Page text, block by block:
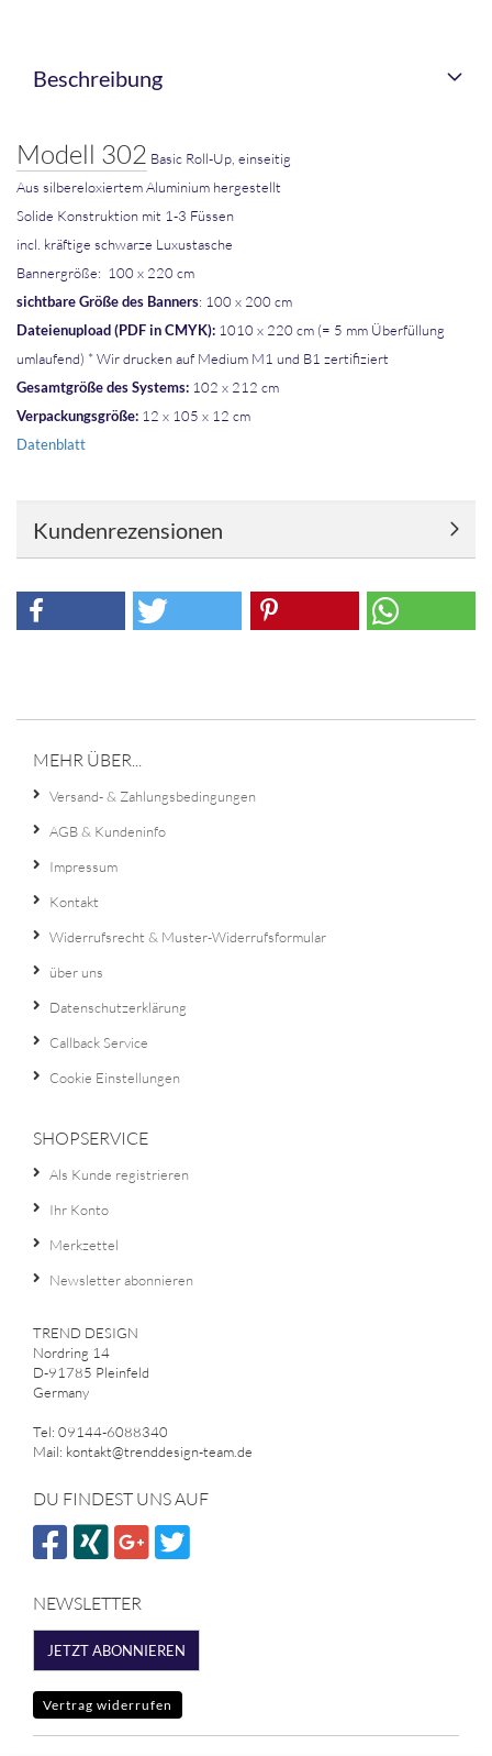
Beschreibung
Modell 302 Basic Roll-Up, einseitig
Aus silbereloxiertem Aluminium hergestellt
Solide Konstruktion mit 1-3 Füssen
incl. kräftige schwarze Luxustasche
Bannergröße: 100 x 220 cm
sichtbare Größe des Banners: 100 x 200 cm
Dateienupload (PDF in CMYK): 1010 x 220 cm (= 5 mm Überfüllung
umlaufend) * Wir drucken auf Medium M1 und B1 zertifiziert
Gesamtgröße des Systems: 102 x 212 cm
Verpackungsgröße: 12 x 105 x 12 cm
Datenblatt
Kundenrezensionen
MEHR ÜBER...
Versand- & Zahlungsbedingungen
AGB & Kundeninfo
Impressum
Kontakt
Widerrufsrecht & Muster-Widerrufsformular
über uns
Datenschutzerklärung
Callback Service
Cookie Einstellungen
SHOPSERVICE
Als Kunde registrieren
Ihr Konto
Merkzettel
Newsletter abonnieren
TREND DESIGN
Nordring 14
D-91785 Pleinfeld
Germany
Tel: 09144-6088340
Mail: kontakt@trenddesign-team.de
DU FINDEST UNS AUF
NEWSLETTER
JETZT ABONNIEREN
Vertrag widerrufen